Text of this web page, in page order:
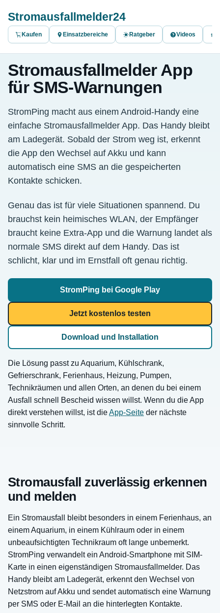
Stromausfallmelder24
Kaufen Einsatzbereiche Ratgeber Videos
Stromausfallmelder App
für SMS-Warnungen
StromPing macht aus einem Android-Handy eine
einfache Stromausfallmelder App. Das Handy bleibt
am Ladegerät. Sobald der Strom weg ist, erkennt
die App den Wechsel auf Akku und kann
automatisch eine SMS an die gespeicherten
Kontakte schicken.
Genau das ist für viele Situationen spannend. Du
brauchst kein heimisches WLAN, der Empfänger
braucht keine Extra-App und die Warnung landet als
normale SMS direkt auf dem Handy. Das ist
schlicht, klar und im Ernstfall oft genau richtig.
StromPing bei Google Play
Jetzt kostenlos testen
Download und Installation
Die Lösung passt zu Aquarium, Kühlschrank,
Gefrierschrank, Ferienhaus, Heizung, Pumpen,
Technikräumen und allen Orten, an denen du bei einem
Ausfall schnell Bescheid wissen willst. Wenn du die App
direkt verstehen willst, ist dieApp-Seite der nächste
sinnvolle Schritt.
Stromausfall zuverlässig erkennen
und melden
Ein Stromausfall bleibt besonders in einem Ferienhaus, an
einem Aquarium, in einem Kühlraum oder in einem
unbeaufsichtigten Technikraum oft lange unbemerkt.
StromPing verwandelt ein Android-Smartphone mit SIM-
Karte in einen eigenständigen Stromausfallmelder. Das
Handy bleibt am Ladegerät, erkennt den Wechsel von
Netzstrom auf Akku und sendet automatisch eine Warnung
per SMS oder E-Mail an die hinterlegten Kontakte.